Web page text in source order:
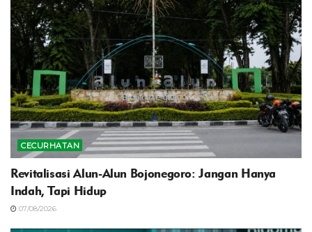
CECURHATAN
Revitalisasi Alun-Alun Bojonegoro: Jangan Hanya
Indah, Tapi Hidup
07/08/2026